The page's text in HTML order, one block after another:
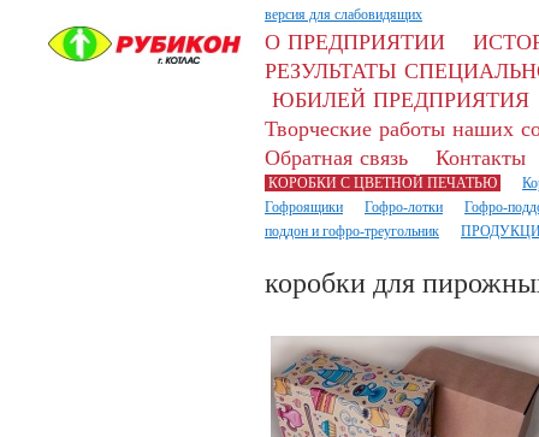
версия для слабовидящих
О ПРЕДПРИЯТИИ
РЕЗУЛЬТАТЫ
ЮБИЛЕЙ ПРЕДПРИЯТИЯ
Творческие работы наших
Обратная связь
Контакты
КОРОБКИ С ЦВЕТНОЙ ПЕЧАТЬЮ
Гофроящики
Гофро-лотки
Гофро-
поддон и гофро-треугольник
коробки для